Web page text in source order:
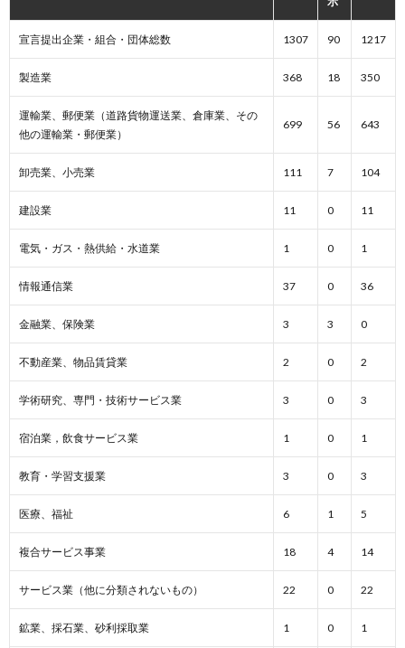
宣言提出企業・組合・団体総数 1307 90 1217
製造業 368 18 350
運輸業、郵便業（道路貨物運送業、倉庫業、その
他の運輸業・郵便業）
699 56 643
卸売業、小売業 111 7 104
建設業 11 0 11
電気・ガス・熱供給・水道業 1 0 1
情報通信業 37 0 36
金融業、保険業 3 3 0
不動産業、物品賃貸業 2 0 2
学術研究、専門・技術サービス業 3 0 3
宿泊業，飲食サービス業 1 0 1
教育・学習支援業 3 0 3
医療、福祉 6 1 5
複合サービス事業 18 4 14
サービス業（他に分類されないもの） 22 0 22
鉱業、採石業、砂利採取業 1 0 1